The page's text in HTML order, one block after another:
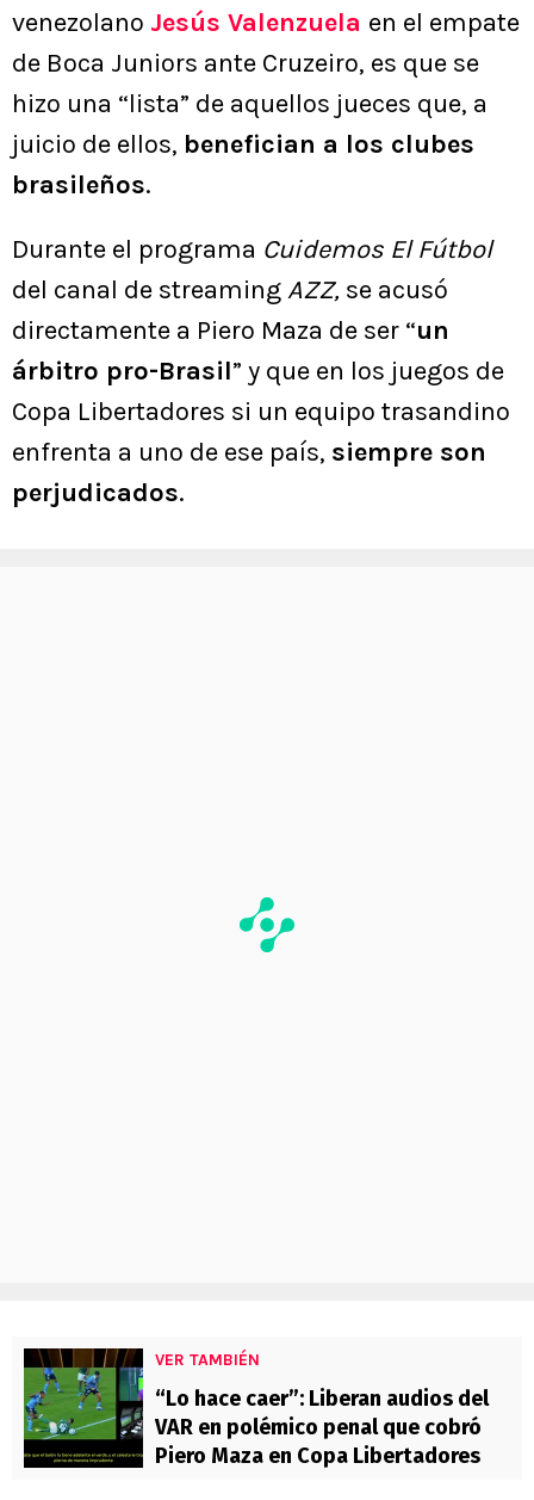
venezolano Jesús Valenzuela en el empate
de Boca Juniors ante Cruzeiro, es que se
hizo una “lista” de aquellos jueces que, a
juicio de ellos, benefician a los clubes
brasileños.
Durante el programa Cuidemos El Fútbol
del canal de streamingAZZ, se acusó
directamente a Piero Maza de ser “un
árbitro pro-Brasil” y que en los juegos de
Copa Libertadores si un equipo trasandino
enfrenta a uno de ese país, siempre son
perjudicados.
VER TAMBIÉN
“Lo hace caer”: Liberan audios del
VAR en polémico penal que cobró
Piero Maza en Copa Libertadores